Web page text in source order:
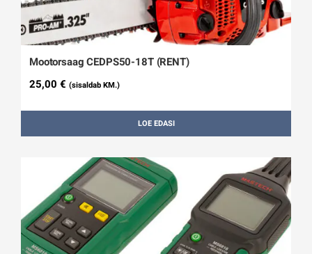
Mootorsaag CEDPS50-18T (RENT)
25,00 € (sisaldab KM.)
LOE EDASI